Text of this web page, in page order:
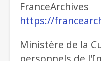
FranceArchives
https://
Ministère de la